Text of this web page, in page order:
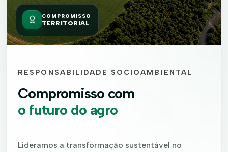
COMPROMISSO
TERRITORIAL
RESPONSABILIDADE SOCIOAMBIENTAL
Compromisso com
o futuro do agro
Lideramos a transformação sustentável no